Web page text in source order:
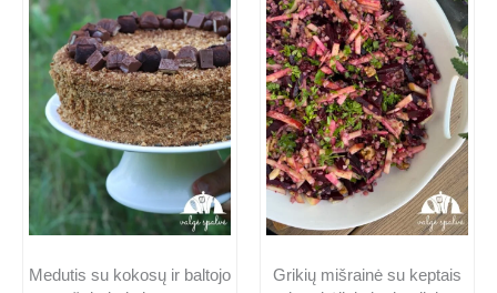
Medutis su kokosų ir baltojo
Grikių mišrainė su keptais